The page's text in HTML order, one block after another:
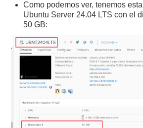
Como podemos ver, tenemos
Ubuntu Server 24.04 LTS con el
50 GB: